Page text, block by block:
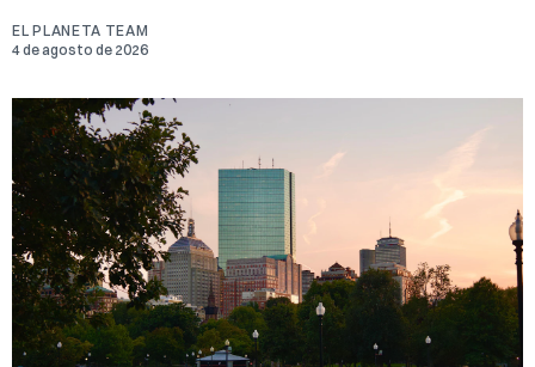
EL PLANETA TEAM
4 de agosto de 2026